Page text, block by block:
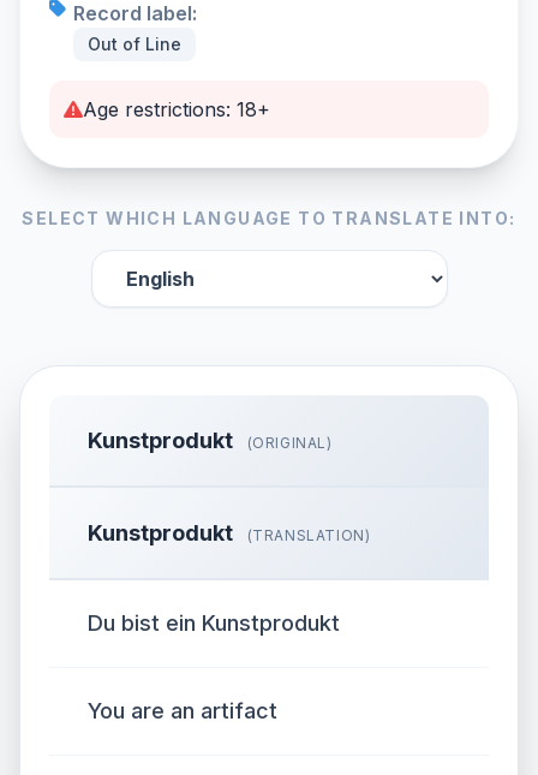
Record label:
Out of Line
Age restrictions: 18+
SELECT WHICH LANGUAGE TO TRANSLATE INTO:
Kunstprodukt (ORIGINAL)
Kunstprodukt (TRANSLATION)
Du bist ein Kunstprodukt
You are an artifact